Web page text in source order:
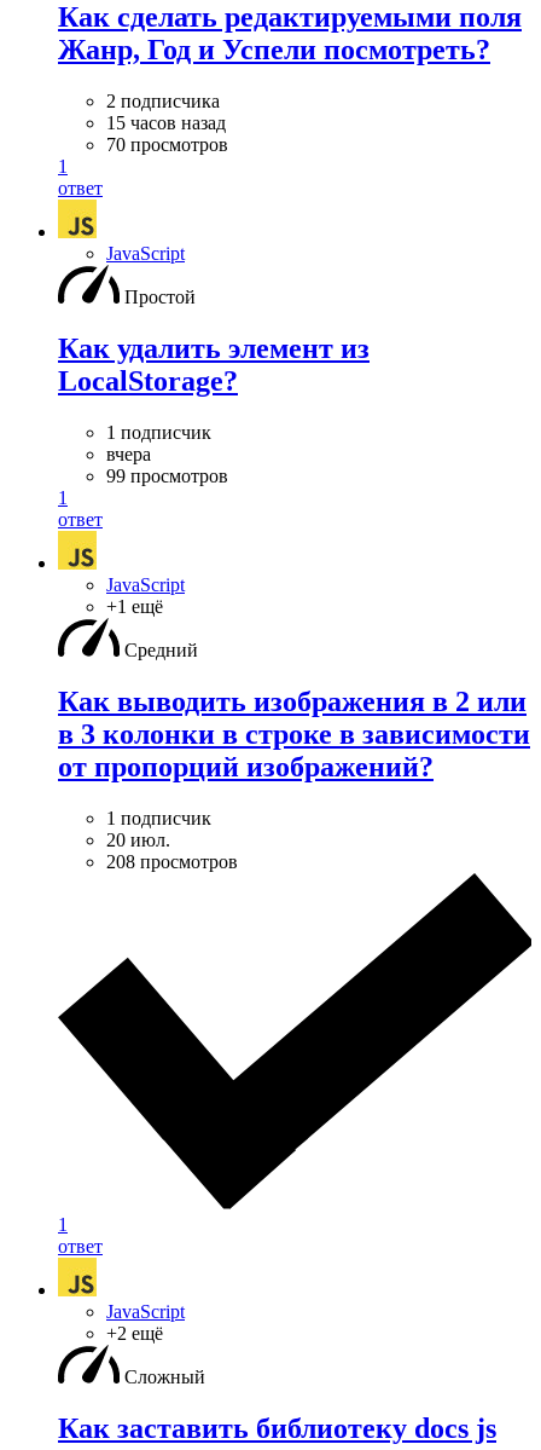
Как сделать редактируемыми поля
Жанр, Год и Успели посмотреть?
2 подписчика
15 часов назад
70 просмотров
1
ответ
JavaScript
Простой
Как удалить элемент из
LocalStorage?
1 подписчик
вчера
99 просмотров
1
ответ
JavaScript
+1 ещё
Средний
Как выводить изображения в 2 или
в 3 колонки в строке в зависимости
от пропорций изображений?
1 подписчик
20 июл.
208 просмотров
1
ответ
JavaScript
+2 ещё
Сложный
Как заставить библиотеку docs js